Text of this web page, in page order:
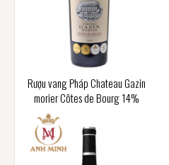
Rượu vang Pháp Chateau Gazin
morier Côtes de Bourg 14%